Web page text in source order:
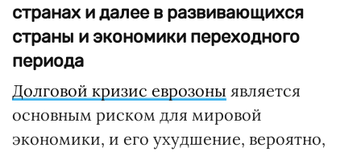
странах и далее в развивающихся
страны и экономики переходного
периода
Долговой кризис еврозоны является
основным риском для мировой
экономики, и его ухудшение, вероятно,